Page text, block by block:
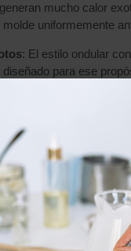
mucho calor
uniformemente
: El estilo ondular
para ese
vs